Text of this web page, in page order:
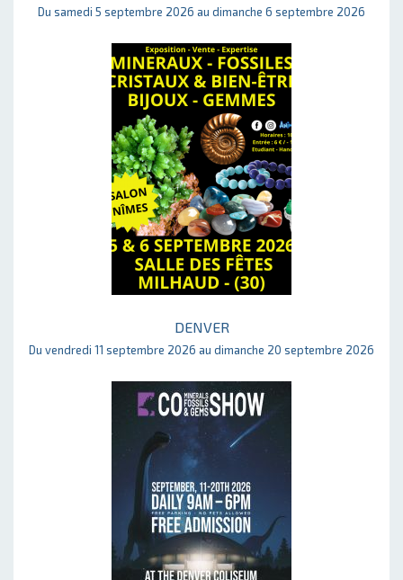
Du samedi 5 septembre 2026 au dimanche 6 septembre 2026
DENVER
Du vendredi 11 septembre 2026 au dimanche 20 septembre 2026